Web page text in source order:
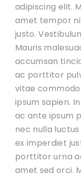
adipiscing elit.
amet tempor
justo.
Mauris
accumsan
ac porttitor
vitae
ipsum sapien.
ac ante ipsum
nec nulla
ex imperdiet
porttitor urna
amet sed orci.